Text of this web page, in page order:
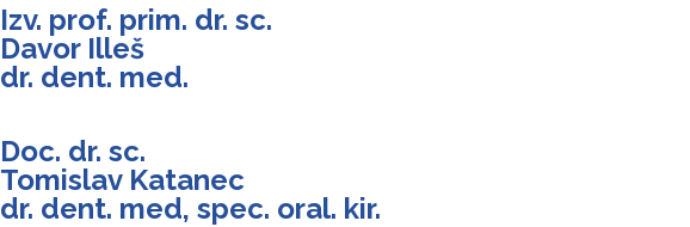
Izv. prof. prim. dr. sc.
Davor Illeš
dr. dent. med.
Doc. dr. sc.
Tomislav Katanec
dr. dent. med, spec. oral. kir.